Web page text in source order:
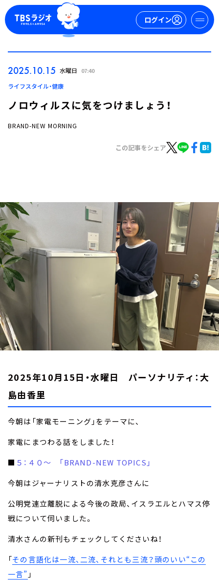
ログイン
ログイン
トピックス
TBS Podcast
お知らせ
イベント・グッズ
YouTube
会社情報
2025.10.15 水曜日 07:40
ライフスタイル・健康
ノロウィルスに気をつけましょう！
BRAND-NEW MORNING
この記事をシェア
2025年10月15日・水曜日 パーソナリティ：大
島由香里
今朝は「家電モーニング」をテーマに、
家電にまつわる話をしました！
■ ５：４０～ 「BRAND-NEW TOPICS」
今朝はジャーナリストの清水克彦さんに
公明党連立離脱による今後の政局、イスラエルとハマス停
戦について伺いました。
清水さんの新刊もチェックしてくださいね！
「その言語化は一流、二流、それとも三流？頭のいい“この
一言” 」